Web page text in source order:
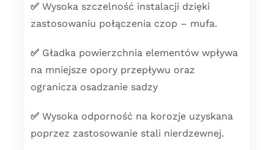
✅ Wysoka szczelność instalacji dzięki
zastosowaniu połączenia czop – mufa.
✅ Gładka powierzchnia elementów wpływa
na mniejsze opory przepływu oraz
ogranicza osadzanie sadzy
✅ Wysoka odporność na korozje uzyskana
poprzez zastosowanie stali nierdzewnej.